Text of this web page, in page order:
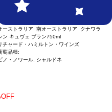
オーストラリアスタイルのワインは、
なスパークリングワインとして、私達
るシン キュヴェ ブランに並ぶ商品で
ークリングワインとして、私達の従来
品である。
ーストラリア 南オーストラリア クナワラ
ン キュヴェ ブラン750ml
チャード・ハミルトン・ワインズ
萄品種:
ノ・ノワール, シャルドネ